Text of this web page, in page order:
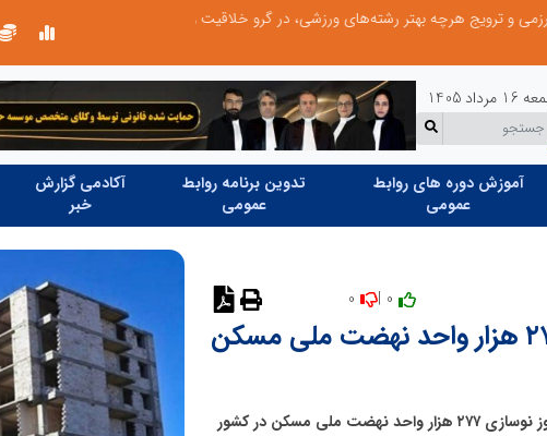
توسعه ورزش‌های رزمی و ترویج هرچه بهتر رشته‌های ورزشی، در گرو خلاقیت و نوآوری است
مرداد 1405
آموزش دوره های روابط
عمومی
تدوین برنامه روابط
عمومی
آکادمی گزارش
خبر
شروع عملیات نوسازی ۲۷۷ هزار واحد نهضت ملی مسکن
معاون وزیر راه وشهرسازی گفت: تا به امروز نوسازی ۲۷۷ هزار واحد نهضت ملی مسکن در کشور